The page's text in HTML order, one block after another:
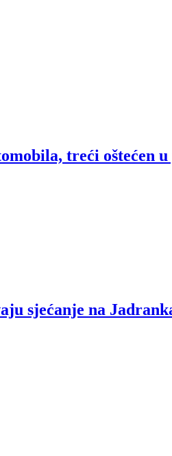
treći oštećen u
sjećanje na